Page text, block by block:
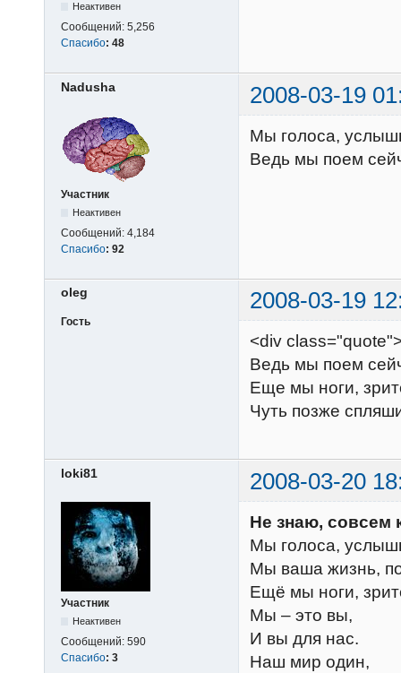
Неактивен
Сообщений: 5,256
Спасибо: 48
Nadusha 2008-03-19
Участник
Неактивен
Сообщений: 4,184
Спасибо: 92
Мы голоса,
Ведь мы поем
oleg 2008-03-19
Гость
<div
Ведь мы поем
Еще мы ноги,
Чуть позже
loki81 2008-03-20
Участник
Неактивен
Сообщений: 590
Спасибо: 3
Не знаю, совсем
Мы голоса,
Мы ваша жизнь,
Ещё мы ноги,
Мы – это вы,
И вы для нас.
Наш мир один,